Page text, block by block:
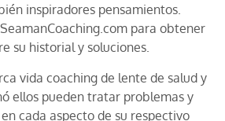
inspiradores pensamientos.
para obtener
su historial y soluciones.
vida coaching de lente de salud y
ellos pueden tratar problemas y
cada aspecto de su respectivo